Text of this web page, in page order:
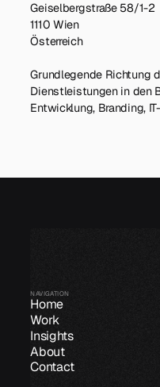
Geiselbergstraße 58/1-2
1110 Wien
Österreich
Grundlegende Richtung
Dienstleistungen in den
Entwicklung, Branding,
NAVIGATION
Home
Work
Insights
About
Contact